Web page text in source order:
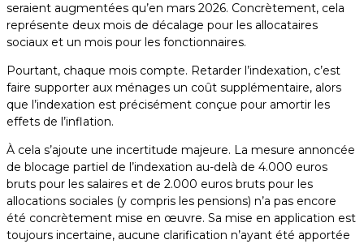
seraient augmentées qu’en mars 2026. Concrètement, cela
représente deux mois de décalage pour les allocataires
sociaux et un mois pour les fonctionnaires.
Pourtant, chaque mois compte. Retarder l’indexation, c’est
faire supporter aux ménages un coût supplémentaire, alors
que l’indexation est précisément conçue pour amortir les
effets de l’inflation.
À cela s’ajoute une incertitude majeure. La mesure annoncée
de blocage partiel de l’indexation au-delà de 4.000 euros
bruts pour les salaires et de 2.000 euros bruts pour les
allocations sociales (y compris les pensions) n’a pas encore
été concrètement mise en œuvre. Sa mise en application est
toujours incertaine, aucune clarification n’ayant été apportée